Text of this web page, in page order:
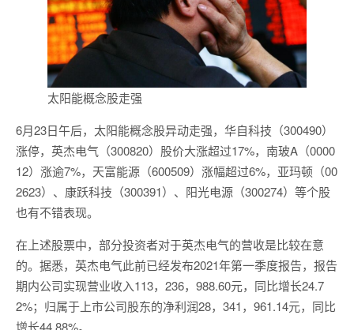
太阳能概念股走强
6月23日午后，太阳能概念股异动走强，华自科技（300490）
涨停，英杰电气（300820）股价大涨超过17%，南玻A（0000
12）涨逾7%，天富能源（600509）涨幅超过6%，亚玛顿（00
2623）、康跃科技（300391）、阳光电源（300274）等个股
也有不错表现。
在上述股票中，部分投资者对于英杰电气的营收是比较在意
的。据悉，英杰电气此前已经发布2021年第一季度报告，报告
期内公司实现营业收入113，236，988.60元，同比增长24.7
2%；归属于上市公司股东的净利润28，341，961.14元，同比
增长44.88%。